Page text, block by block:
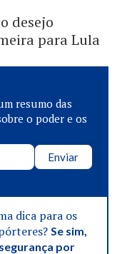
desejo
para Lula
resumo das
o poder e os
Enviar
dica para os
Se sim,
por